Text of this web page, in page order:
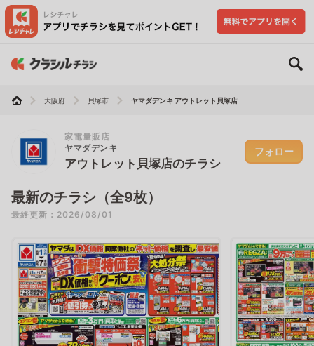
大阪府 貝塚市 ヤマダデンキ アウトレット貝塚店
家電量販店
ヤマダデンキ
アウトレット貝塚店のチラシ
フォロー
最新のチラシ（全9枚）
最終更新：2026/08/01